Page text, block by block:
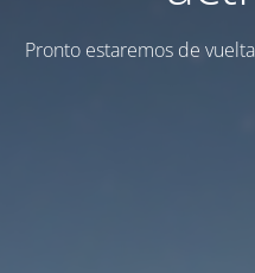
Pronto estaremos de